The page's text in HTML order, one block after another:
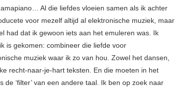
Al die liefdes vloeien samen als ik achter
voor mezelf altijd al elektronische muziek, maar
had dat ik gewoon iets aan het emuleren was. Ik
is gekomen: combineer die liefde voor
muziek waar ik zo van hou. Zowel het dansen,
recht-naar-je-hart teksten. En die moeten in het
‘filter’ van een andere taal. Ik ben op zoek naar